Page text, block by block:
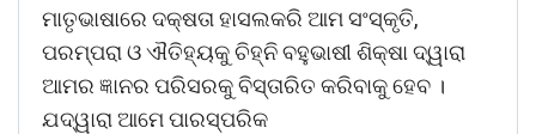
ମାତୃଭାଷାରେ ଦକ୍ଷତା ହାସଲକରି ଆମ ସଂସ୍କୃତି,
ପରମ୍ପରା ଓ ଐତିହ୍ୟକୁ ଚିହ୍ନି ବହୁଭାଷୀ ଶିକ୍ଷା ଦ୍ୱାରା
ଆମର ଜ୍ଞାନର ପରିସରକୁ ବିସ୍ତାରିତ କରିବାକୁ ହେବ ।
ଯଦ୍ୱାରା ଆମେ ପାରସ୍ପରିକ